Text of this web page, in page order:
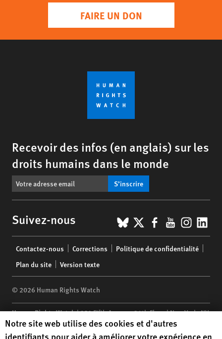
FAIRE UN DON
Recevoir des infos (en anglais) sur les
droits humains dans le monde
S’inscrire
Suivez-nous BlueSky
X Facebook
YouTube
menu
Contactez-nous Corrections
Politique de confidentialité
Plan du site
Version texte
© 2026 Human Rights Watch
Human Rights Watch| 350 Fifth Avenue, 34th Floor | New York,NY
10118-3299USA |t1.212.290.4700
Human Rights Watch cookie preferences
Notre site web utilise des cookies et d'autres
identifiants pour aider à améliorer votre expérience en